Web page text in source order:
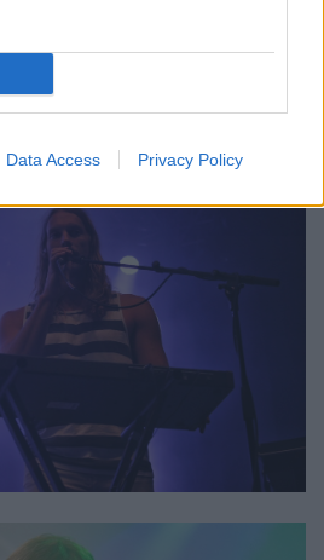
Data Access Privacy Policy